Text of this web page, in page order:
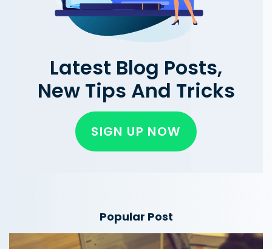
Latest Blog Posts,
New Tips And Tricks
SIGN UP NOW
Popular Post